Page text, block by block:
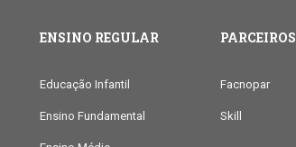
ENSINO REGULAR
Educação Infantil
Ensino Fundamental
PARCEIROS
Facnopar
Skill